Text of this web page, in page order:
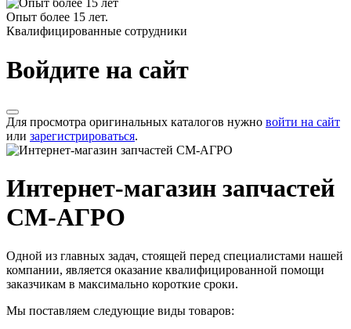
Опыт более 15 лет.
Квалифицированные сотрудники
Войдите на сайт
Для просмотра оригинальных каталогов нужно войти на сайт
или зарегистрироваться.
Интернет-магазин запчастей
СМ-АГРО
Одной из главных задач, стоящей перед специалистами нашей
компании, является оказание квалифицированной помощи
заказчикам в максимально короткие сроки.
Мы поставляем следующие виды товаров: